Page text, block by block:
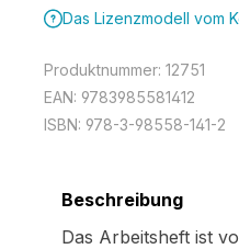
Das Lizenzmodell vom
Produktnummer: 12751
EAN: 9783985581412
ISBN: 978-3-98558-141-2
Beschreibung
Das Arbeitsheft ist